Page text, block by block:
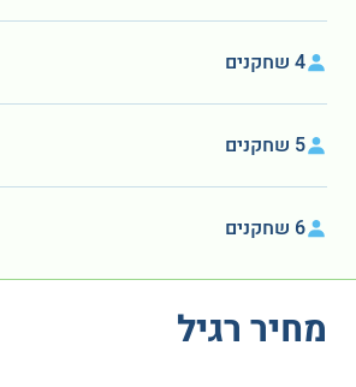
4 שחקנים
5 שחקנים
6 שחקנים
מחיר רגיל